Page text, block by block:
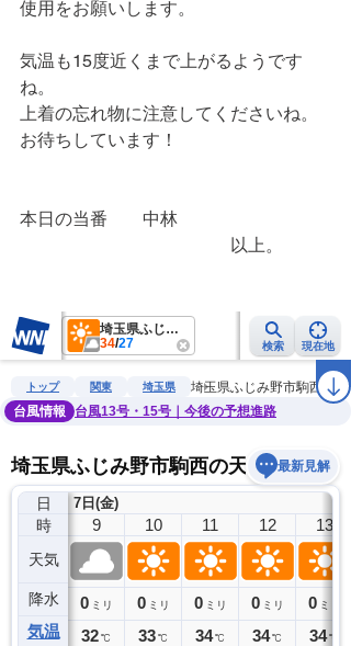
使用をお願いします。
気温も15度近くまで上がるようです
ね。
上着の忘れ物に注意してくださいね。
お待ちしています！
本日の当番　　中林
以上。